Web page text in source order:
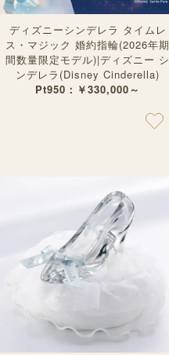
ディズニーシンデレラ タイムレ
ス・マジック 婚約指輪(2026年期
間数量限定モデル)|ディズニー シ
ンデレラ(Disney Cinderella)
Pt950：￥330,000～